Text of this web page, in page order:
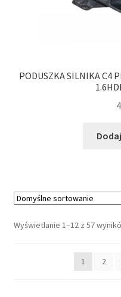
PODUSZKA SILNIKA C4
Wyświetlanie 1–12 z 57
1 2